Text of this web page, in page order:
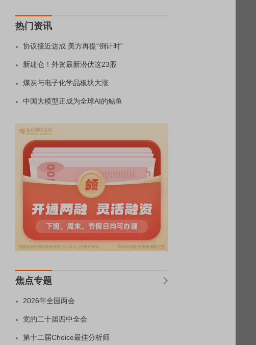
热门资讯
协议接近达成 美方再提“倒计时”
新建仓！外资最新潜伏这23股
煤炭与电子化学品板块大涨
中国大模型正成为全球AI的鲇鱼
焦点专题
2026年全国两会
党的二十届四中全会
第十二届Choice最佳分析师